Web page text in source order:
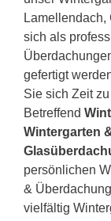
sich als
gefertigt
Sie sich Zeit
Betreffend
Wintergarten
persönlichen
&
vielfältig